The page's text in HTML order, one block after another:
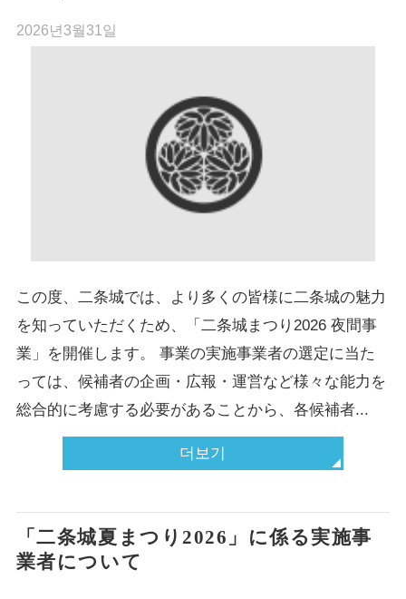
2026년3월31일
この度、二条城では、より多くの皆様に二条城の魅力
を知っていただくため、「二条城まつり2026 夜間事
業」を開催します。 事業の実施事業者の選定に当た
っては、候補者の企画・広報・運営など様々な能力を
総合的に考慮する必要があることから、各候補者...
더보기
「二条城夏まつり2026」に係る実施事
業者について